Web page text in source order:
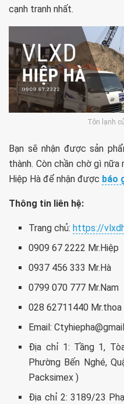
cạnh tranh nhất.
Tôn lạnh
Bạn sẽ nhận được sản
thành. Còn chần chờ gì nữa
Hiệp Hà để nhận được báo
Thông tin liên hệ:
Trang chủ:https://
0909 67 2222 Mr.Hiệp
0937 456 333 Mr.Hà
0799 070 777 Mr.Nam
028 62711440
Email:
Địa chỉ 1: Tầng 1,
Phường Bến Nghé,
Packsimex )
Địa chỉ 2: 3189/23